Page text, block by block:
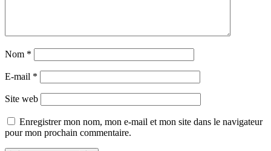
Nom *
E-mail *
Site web
Enregistrer mon nom, mon e-mail et mon site dans le navigateur
pour mon prochain commentaire.